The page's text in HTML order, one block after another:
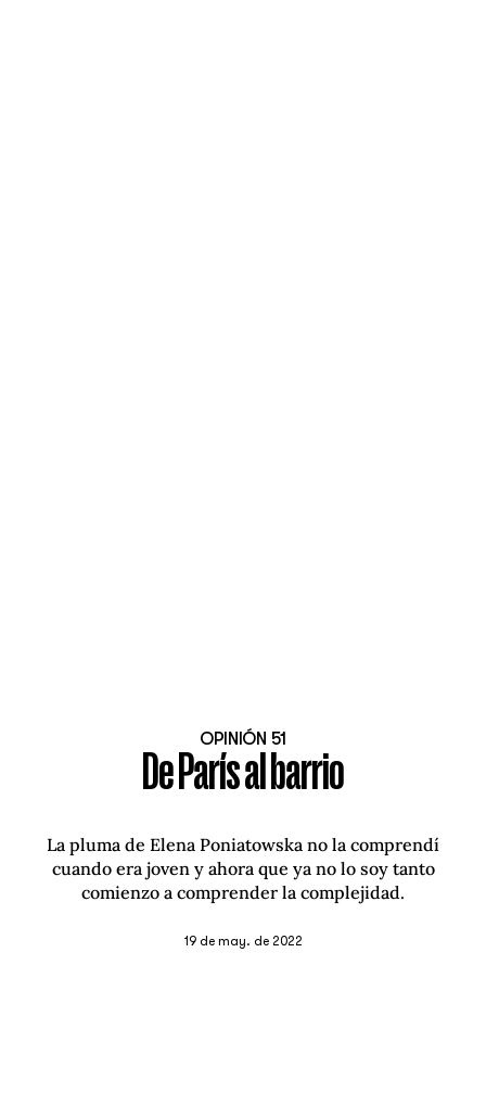
OPINIÓN 51
De París al barrio
La pluma de Elena Poniatowska no la comprendí
cuando era joven y ahora que ya no lo soy tanto
comienzo a comprender la complejidad.
19 de may. de 2022